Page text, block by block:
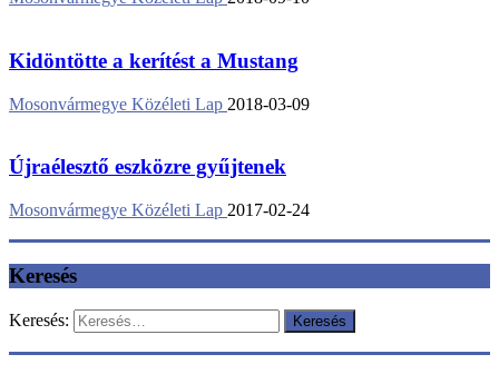
Kidöntötte a kerítést a Mustang
Mosonvármegye Közéleti Lap 2018-03-09
Újraélesztő eszközre gyűjtenek
Mosonvármegye Közéleti Lap 2017-02-24
Keresés
Keresés: